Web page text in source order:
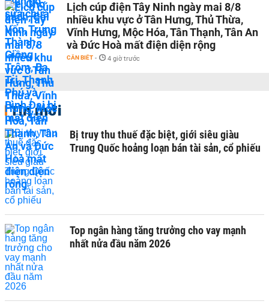
Lịch cúp điện Tây Ninh ngày mai 8/8
nhiều khu vực ở Tân Hưng, Thủ Thừa,
Vĩnh Hưng, Mộc Hóa, Tân Thạnh, Tân An
và Đức Hoà mất điện diện rộng
CẦN BIẾT - 4 giờ trước
Tin mới
Bị truy thu thuế đặc biệt, giới siêu giàu
Trung Quốc hoảng loạn bán tài sản, cổ phiếu
Top ngân hàng tăng trưởng cho vay mạnh
nhất nửa đầu năm 2026